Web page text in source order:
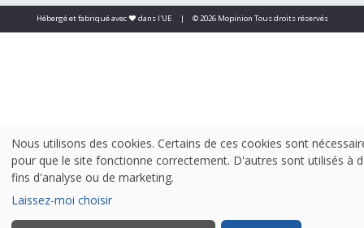
Hébergé et fabriqué avec ❤️ dans l'UE | © 2026 Mopinion Tous droits réservés
Nous utilisons des cookies. Certains de ces cookies sont
pour que le site fonctionne correctement. D'autres sont utilisés à
fins d'analyse ou de marketing.
Laissez-moi choisir